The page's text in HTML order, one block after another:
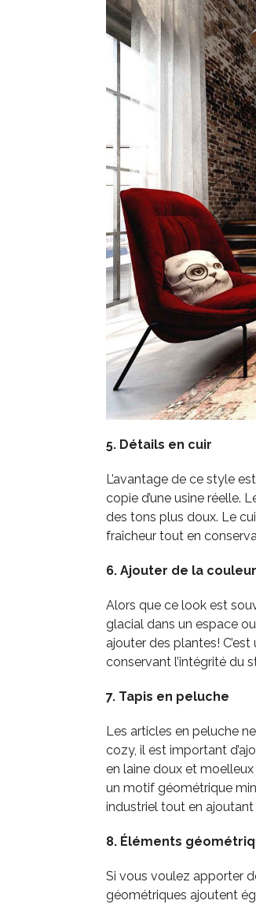
5. Détails en cuir
L’avantage de ce style
copie d’une usine réelle.
des tons plus doux. Le
fraîcheur tout en
6. Ajouter de la
Alors que ce look est
glacial dans un espace
ajouter des plantes!
conservant l’intégrité du
7. Tapis en peluche
Les articles en peluche
cozy, il est important
en laine doux et
un motif géométrique
industriel tout en ajoutant
8. Éléments
Si vous voulez apporter
géométriques ajoutent